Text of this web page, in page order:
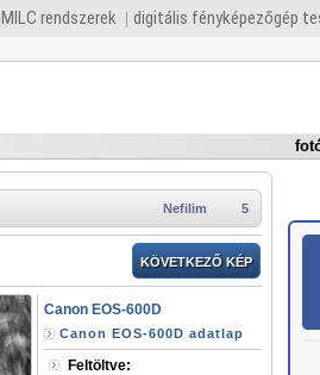
MILC rendszerek digitális fényképezőgép
5
Nefilim
KÖVETKEZŐ KÉP
Canon EOS-600D
Canon EOS-600D adatlap
Feltöltve: